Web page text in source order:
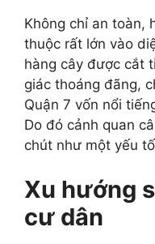
Không chỉ an toàn,
thuộc rất lớn vào
hàng cây được cắt
giác thoáng đãng,
Quận 7 vốn nổi
Do đó cảnh quan
chút như một yếu tố
Xu hướng
cư dân